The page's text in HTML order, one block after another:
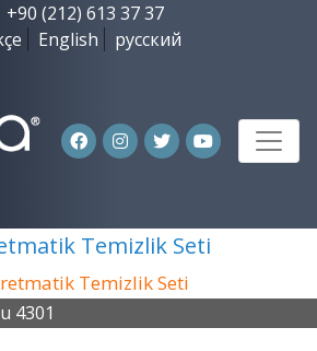
+90 (212) 613 37 37
English русский
Temizlik Seti
Temizlik Seti
4301